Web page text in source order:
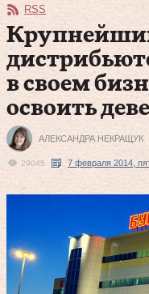
RSS
в своем
освоить
АЛЕКСАНДРА НЕКРАЩУК
29045 7 февраля 2014,